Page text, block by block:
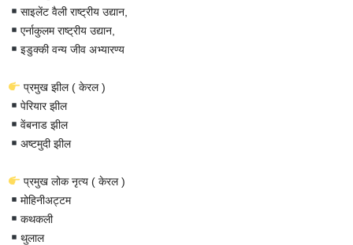
साइलेंट वैली राष्ट्रीय उद्यान,
एर्नाकुलम राष्ट्रीय उद्यान,
इडुक्की वन्य जीव अभ्यारण्य
प्रमुख झील ( केरल )
पेरियार झील
वेंबनाड झील
अष्टमुदी झील
प्रमुख लोक नृत्य ( केरल )
मोहिनीअट्टम
कथकली
थुलाल